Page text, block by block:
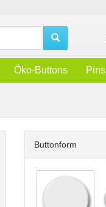
Öko-Buttons Pins
Buttonform